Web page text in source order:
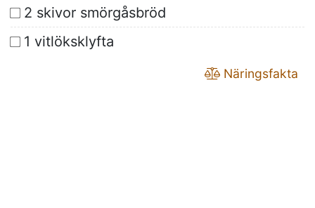
2 skivor smörgåsbröd
1 vitlöksklyfta
Näringsfakta